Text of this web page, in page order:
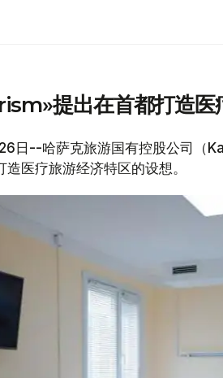
提出在首都打造医
日--哈萨克旅游国有控股公司（
医疗旅游经济特区的设想。